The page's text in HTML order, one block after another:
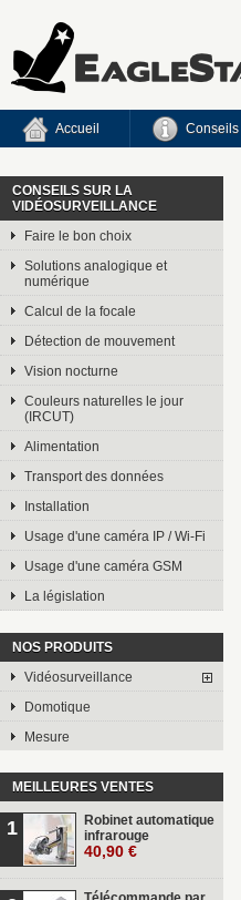
Accueil
CONSEILS SUR LA
VIDÉOSURVEILLANCE
Faire le bon choix
Solutions analogique et
numérique
Calcul de la focale
Détection de mouvement
Vision nocturne
Couleurs naturelles le jour
(IRCUT)
Alimentation
Transport des données
Installation
Usage d'une caméra IP / Wi-Fi
Usage d'une caméra GSM
La législation
NOS PRODUITS
Vidéosurveillance
Domotique
Mesure
MEILLEURES VENTES
1
Robinet automatique
infrarouge
40,90 €